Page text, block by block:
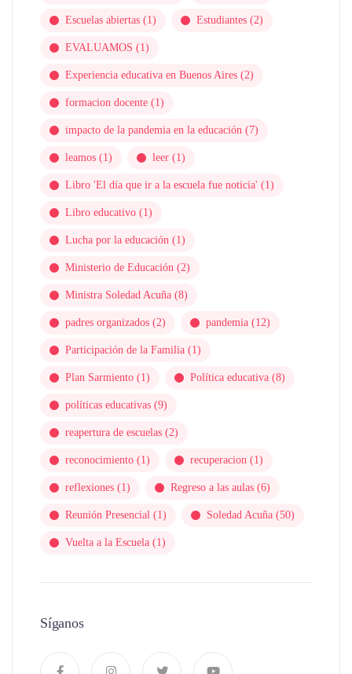
Escuelas abiertas (1) Estudiantes (2)
EVALUAMOS (1)
Experiencia educativa en Buenos Aires (2)
formacion docente (1)
impacto de la pandemia en la educación (7)
leamos (1) leer (1)
Libro 'El día que ir a la escuela fue noticia' (1)
Libro educativo (1)
Lucha por la educación (1)
Ministerio de Educación (2)
Ministra Soledad Acuña (8)
padres organizados (2) pandemia (12)
Participación de la Familia (1)
Plan Sarmiento (1) Política educativa (8)
políticas educativas (9)
reapertura de escuelas (2)
reconocimiento (1) recuperacion (1)
reflexiones (1) Regreso a las aulas (6)
Reunión Presencial (1) Soledad Acuña (50)
Vuelta a la Escuela (1)
Síganos